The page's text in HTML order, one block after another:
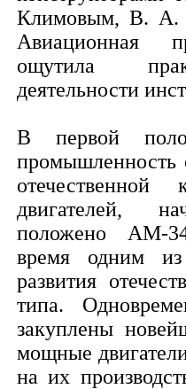
Климовым, В. А.
Авиационная
ощутила
деятельности
В первой
промышленность
отечественной
двигателей,
положено АМ-
время одним из
развития
типа.
закуплены
мощные
на их